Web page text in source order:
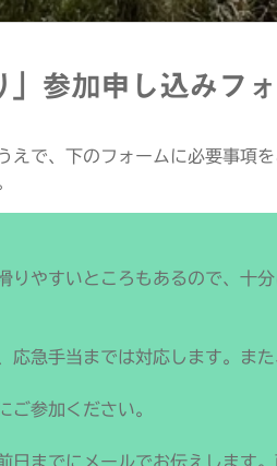
」参加申し込みフ
で、下のフォームに必要事項を
やすいところもあるので、十
急手当までは対応します。ま
参加ください。
日までにメールでお伝えしま